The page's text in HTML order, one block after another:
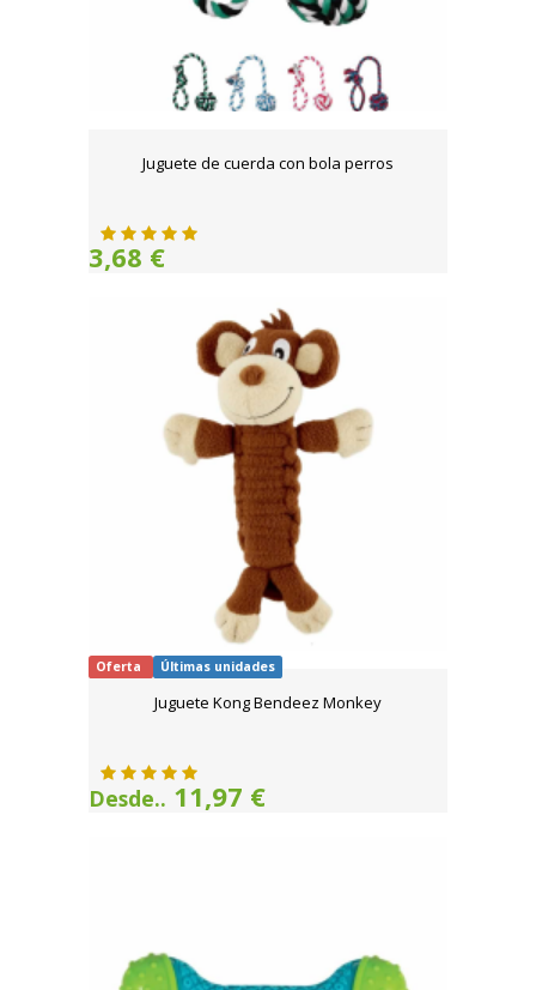
Juguete de cuerda con bola perros
3,68 €
Oferta Últimas unidades
Juguete Kong Bendeez Monkey
Desde.. 11,97 €